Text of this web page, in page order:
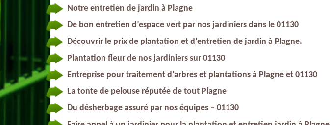
Notre entretien de jardin à Plagne
De bon entretien d’espace vert par nos jardiniers dans le 01130
Découvrir le prix de plantation et d’entretien de jardin à Plagne.
Plantation fleur de nos jardiniers sur 01130
Entreprise pour traitement d’arbres et plantations à Plagne et 01130
La tonte de pelouse réputée de tout Plagne
Du désherbage assuré par nos équipes – 01130